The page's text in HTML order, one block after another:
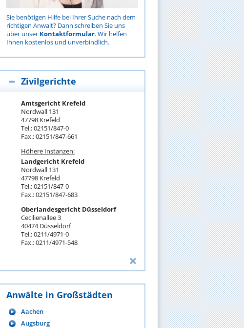
Sie benötigen Hilfe bei Ihrer Suche nach dem
richtigen Anwalt? Dann schreiben Sie uns
über unser Kontaktformular. Wir helfen
Ihnen kostenlos und unverbindlich.
Zivilgerichte
Amtsgericht Krefeld
Nordwall 131
47798 Krefeld
Tel.: 02151/847-0
Fax.: 02151/847-661
Höhere Instanzen:
Landgericht Krefeld
Nordwall 131
47798 Krefeld
Tel.: 02151/847-0
Fax.: 02151/847-683
Oberlandesgericht Düsseldorf
Cecilienallee 3
40474 Düsseldorf
Tel.: 0211/4971-0
Fax.: 0211/4971-548
Anwälte in Großstädten
Aachen
Augsburg